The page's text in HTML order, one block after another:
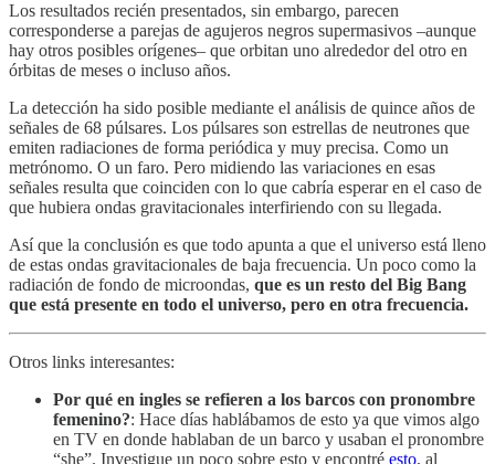
Los resultados recién presentados, sin embargo, parecen
corresponderse a parejas de agujeros negros supermasivos –aunque
hay otros posibles orígenes– que orbitan uno alrededor del otro en
órbitas de meses o incluso años.
La detección ha sido posible mediante el análisis de quince años de
señales de 68 púlsares. Los púlsares son estrellas de neutrones que
emiten radiaciones de forma periódica y muy precisa. Como un
metrónomo. O un faro. Pero midiendo las variaciones en esas
señales resulta que coinciden con lo que cabría esperar en el caso de
que hubiera ondas gravitacionales interfiriendo con su llegada.
Así que la conclusión es que todo apunta a que el universo está lleno
de estas ondas gravitacionales de baja frecuencia. Un poco como la
radiación de fondo de microondas, que es un resto del Big Bang
que está presente en todo el universo, pero en otra frecuencia.
Otros links interesantes:
Por qué en ingles se refieren a los barcos con pronombre
femenino?: Hace días hablábamos de esto ya que vimos algo
en TV en donde hablaban de un barco y usaban el pronombre
“she”. Investigue un poco sobre esto y encontré esto, al